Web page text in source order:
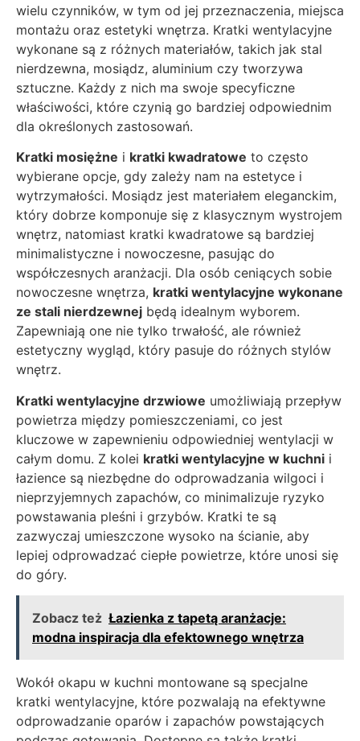
wielu czynników, w tym od jej przeznaczenia, miejsca
montażu oraz estetyki wnętrza. Kratki wentylacyjne
wykonane są z różnych materiałów, takich jak stal
nierdzewna, mosiądz, aluminium czy tworzywa
sztuczne. Każdy z nich ma swoje specyficzne
właściwości, które czynią go bardziej odpowiednim
dla określonych zastosowań.
Kratki mosiężne i kratki kwadratowe to często
wybierane opcje, gdy zależy nam na estetyce i
wytrzymałości. Mosiądz jest materiałem eleganckim,
który dobrze komponuje się z klasycznym wystrojem
wnętrz, natomiast kratki kwadratowe są bardziej
minimalistyczne i nowoczesne, pasując do
współczesnych aranżacji. Dla osób ceniących sobie
nowoczesne wnętrza, kratki wentylacyjne wykonane
ze stali nierdzewnej będą idealnym wyborem.
Zapewniają one nie tylko trwałość, ale również
estetyczny wygląd, który pasuje do różnych stylów
wnętrz.
Kratki wentylacyjne drzwiowe umożliwiają przepływ
powietrza między pomieszczeniami, co jest
kluczowe w zapewnieniu odpowiedniej wentylacji w
całym domu. Z kolei kratki wentylacyjne w kuchni i
łazience są niezbędne do odprowadzania wilgoci i
nieprzyjemnych zapachów, co minimalizuje ryzyko
powstawania pleśni i grzybów. Kratki te są
zazwyczaj umieszczone wysoko na ścianie, aby
lepiej odprowadzać ciepłe powietrze, które unosi się
do góry.
Zobacz też Łazienka z tapetą aranżacje:
modna inspiracja dla efektownego wnętrza
Wokół okapu w kuchni montowane są specjalne
kratki wentylacyjne, które pozwalają na efektywne
odprowadzanie oparów i zapachów powstających